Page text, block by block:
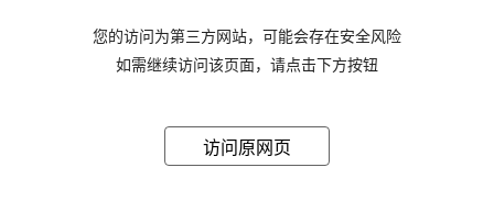
您的访问为第三方网站，可能会存在安全风险
如需继续访问该页面，请点击下方按钮
访问原网页